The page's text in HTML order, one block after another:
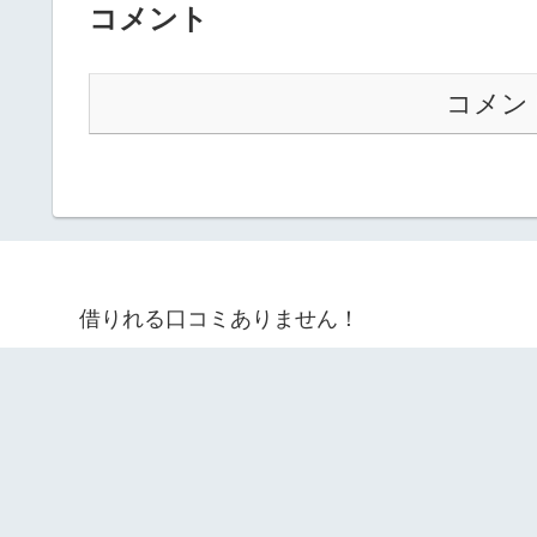
コメント
コメン
借りれる口コミありません！